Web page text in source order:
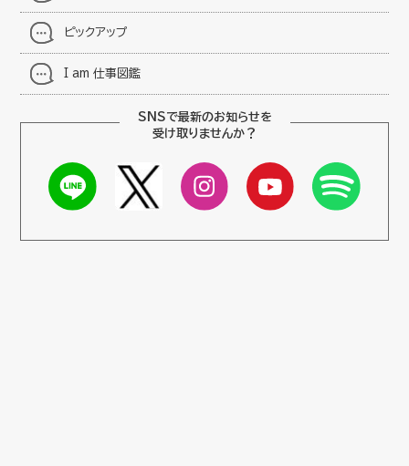
ピックアップ
I am 仕事図鑑
SNSで最新のお知らせを
受け取りませんか？